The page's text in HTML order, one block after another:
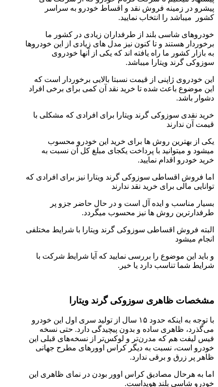
پیشرو در زمینه فروش نقد و اقساط خودرو به سراسر
کشور میباشد را انتخاب نمایید.
خودروهای شاسی بلند از طرفداران زیادی در کشور ما
برخوردار هستند و تا کنون نیز مدل های زیادی از این خودروها
به بازار کشور ما راه یافته اند که یکی از آنها خودروی
سوزوکی گرند ویتارا میباشد.
این خودروی ژاپنی از قیمت نسبتا بالایی برخوردار است که
این موضوع باعث شده تا خرید نقد آن کمی برای برخی افراد
دشوار باشد.
خرید نقدی سوزوکی گرند ویتارا برای افرادی که مشکلی با
قیمت آن ندارند
یکی از بهترین روش ها برای خرید این خودرو محسوب
میشود و میتوانید با پرداخت یکجای مبلغ کل آن نسبت به
خرید خودرو اقدام نمایید.
اما فروش اقساطی سوزوکی گرند ویتارا نیز برای افرادی که
توانایی مالی برای خرید نقد ندارند
بسیار مناسب و ایده آل است و در حال حاضر جزو پر
طرفدارترین روش ها نیز محسوب میگردد.
البته فروش اقساطی سوزوکی گرند ویتارا با شرایط مختلفی
انجام میشود
و باید این موضوع را بررسی نمایید که آیا شرایط شرکت با
شرایط شما تناسب دارد یا خیر.
مشخصات ظاهری سوزوکی گرند ویتارا
با توجه به اینکه حدود ۱۵ سال از تولید سری اول این خودرو
می‌گذرد، ظاهری ساده و بدون پیچیدگی دارد. حتی نسخه
فیس لیفت هم که مدرن‌تر و لوکس‌تر از نسخه‌های قبلی این
خودرو است، نسبت به دیگر کراس اوورهای مطرح جهانی
ظاهر پر زرق و برقی ندارد.
اما به هرحال مصادیق کراس اوور بودن در نمای ظاهری این
خودرو شاسی بلند هویداست.